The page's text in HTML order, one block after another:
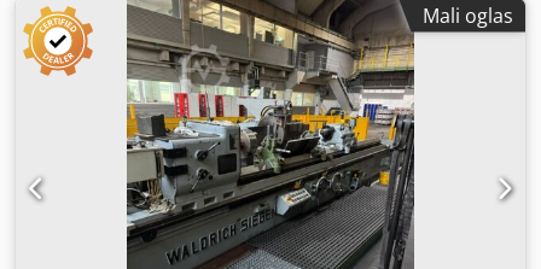
Mali oglas